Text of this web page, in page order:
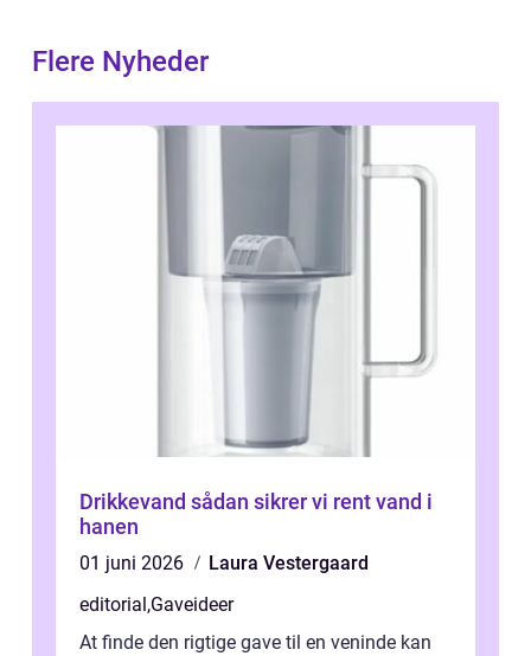
Flere Nyheder
Drikkevand sådan sikrer vi rent vand i
hanen
01 juni 2026
Laura Vestergaard
editorial ,Gaveideer
At finde den rigtige gave til en veninde kan